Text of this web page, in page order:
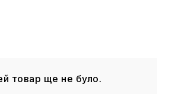
товар ще не було.